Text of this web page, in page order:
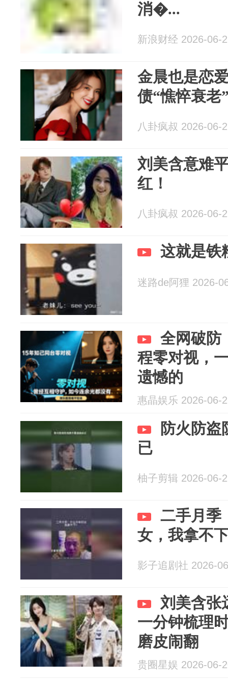
消�...
新浪财经 2026-06-
金晨也是恋
债“憔悴衰老
八卦疯叔 2026-06-
刘美含意难
红！
八卦疯叔 2026-06-
这就是铁
迷路de阿狸 2026-
全网破防
程零对视，
遗憾的
惠晶娱乐 2026-06-
防火防盗
已
柚子剪辑 2026-06-
二手月季
女，我拿不
影子追剧社 2026-
刘美含张
一分钟梳理
磨皮闹翻
贵圈星娱 2026-06-